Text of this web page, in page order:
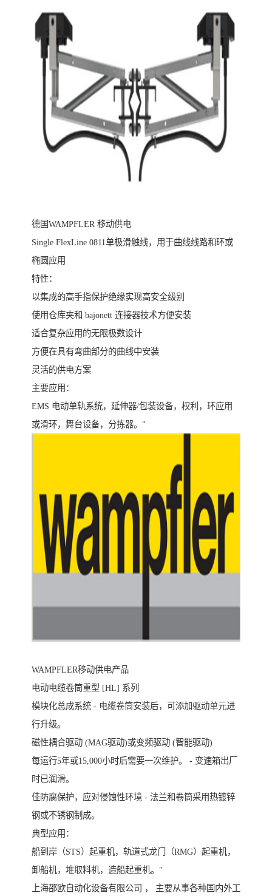
德国WAMPFLER 移动供电
Single FlexLine 0811单极滑触线，用于曲线线路和环或
椭圆应用
特性：
以集成的高手指保护绝缘实现高安全级别
使用仓库夹和 bajonett 连接器技术方便安装
适合复杂应用的无限极数设计
方便在具有弯曲部分的曲线中安装
灵活的供电方案
主要应用：
EMS 电动单轨系统，延伸器/包装设备，权利，环应用
或滑环，舞台设备，分拣器。"
WAMPFLER移动供电产品
电动电缆卷筒重型 [HL] 系列
模块化总成系统 - 电缆卷筒安装后，可添加驱动单元进
行升级。
磁性耦合驱动 (MAG驱动)或变频驱动 (智能驱动)
每运行5年或15,000小时后需要一次维护。 - 变速箱出厂
时已润滑。
佳防腐保护，应对侵蚀性环境 - 法兰和卷筒采用热镀锌
钢或不锈钢制成。
典型应用：
船到岸（STS）起重机，轨道式龙门（RMG）起重机，
卸船机，堆取料机，造船起重机。"
上海邵欧自动化设备有限公司 ， 主要从事各种国内外工